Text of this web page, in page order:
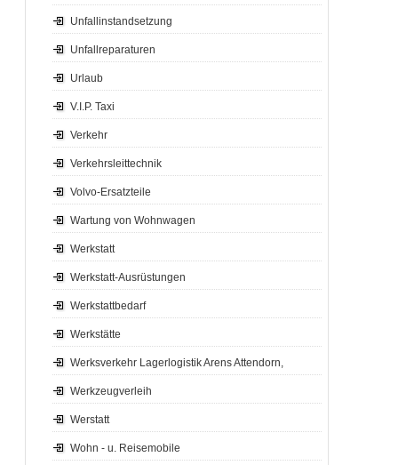
Unfallinstandsetzung
Unfallreparaturen
Urlaub
V.I.P. Taxi
Verkehr
Verkehrsleittechnik
Volvo-Ersatzteile
Wartung von Wohnwagen
Werkstatt
Werkstatt-Ausrüstungen
Werkstattbedarf
Werkstätte
Werksverkehr Lagerlogistik Arens Attendorn,
Werkzeugverleih
Werstatt
Wohn - u. Reisemobile